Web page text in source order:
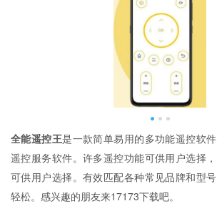
全能遥控王是一款简单易用的多功能遥控软
遥控服务软件。许多遥控功能可供用户选择
可供用户选择。有效匹配各种常见品牌和型
轻松。感兴趣的朋友来17173下载吧。